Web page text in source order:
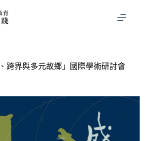
跨界與多元故鄉」國際學術研討會